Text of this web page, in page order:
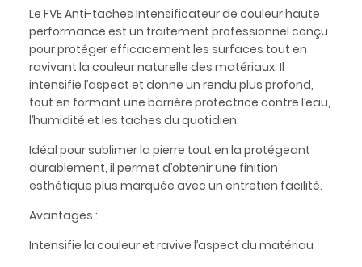
Le FVE Anti-taches Intensificateur de couleur haute
performance est un traitement professionnel conçu
pour protéger efficacement les surfaces tout en
ravivant la couleur naturelle des matériaux. Il
intensifie l’aspect et donne un rendu plus profond,
tout en formant une barrière protectrice contre l’eau,
l’humidité et les taches du quotidien.
Idéal pour sublimer la pierre tout en la protégeant
durablement, il permet d’obtenir une finition
esthétique plus marquée avec un entretien facilité.
Avantages :
Intensifie la couleur et ravive l’aspect du matériau